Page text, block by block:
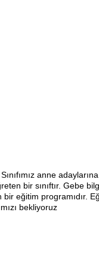
anne
bir sınıftır. Gebe
programıdır.
bekliyoruz